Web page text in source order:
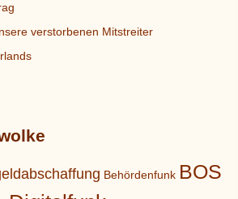
verstorbenen Mitstreiter
Behördenfunk BOS